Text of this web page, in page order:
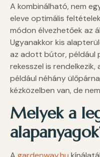
A kombinálható, nem
eleve optimális
módon élvezhetőek az
Ugyanakkor kis
az adott bútor, például
rekesszel is
például néhány
kézközelben van, de
Melyek a